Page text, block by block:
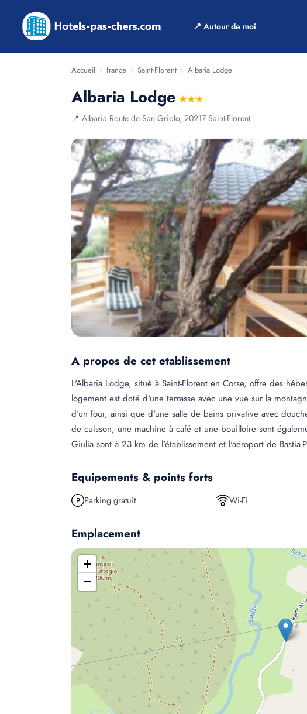
📍 Autour de moi
Accueil › france › Saint-Florent › Albaria Lodge
Albaria Lodge ★★★
📍 Albaria Route de San Griolo, 20217 Saint-Florent
A propos de cet etablissement
L'Albaria Lodge, situé à Saint-Florent en Corse, offre des
logement est doté d'une terrasse avec une vue sur la
d'un four, ainsi que d'une salle de bains privative avec
de cuisson, une machine à café et une bouilloire sont
Giulia sont à 23 km de l'établissement et l'aéroport de
Equipements & points forts
Parking gratuit Wi-Fi
Emplacement
+
−